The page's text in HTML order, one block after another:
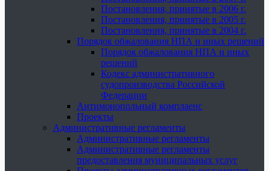
Постановления, принятые в 2006 г.
Постановления, принятые в 2005 г.
Постановления, принятые в 2004 г.
Порядок обжалования НПА и иных решений
Порядок обжалования НПА и иных
решений
Кодекс административного
судопроизводства Российской
Федерации
Антимонопольный комплаенс
Проекты
Административные регламенты
Административные регламенты
Административные регламенты
предоставления муниципальных услуг